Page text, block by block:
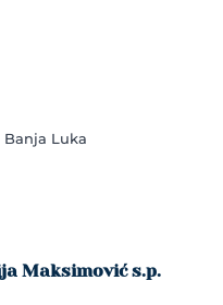
Banja Luka
Maksimović s.p.